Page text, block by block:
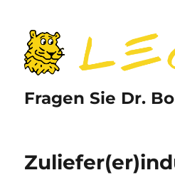
Fragen Sie Dr.